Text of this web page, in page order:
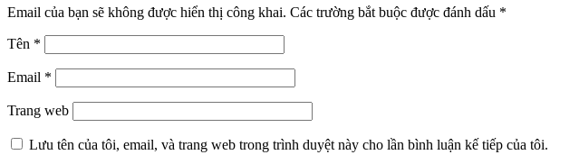
Email của bạn sẽ không được hiển thị công khai. Các trường bắt buộc được đánh dấu *
Tên *
Email *
Trang web
Lưu tên của tôi, email, và trang web trong trình duyệt này cho lần bình luận kế tiếp của tôi.